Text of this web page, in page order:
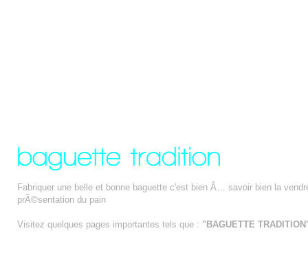
Fabriquer une belle et bonne baguette c'est bien Â… savoir bien la
prÃ©sentation du pain
Visitez quelques pages importantes tels que : "BAGUETTE